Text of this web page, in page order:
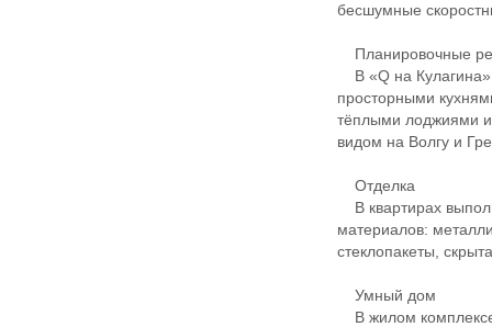
бесшумные
Планировочные
В «Q на Кулагина»
просторными
тёплыми лоджиями и
видом на Волгу и
Отделка
В квартирах
материалов:
стеклопакеты,
Умный дом
В жилом комплексе